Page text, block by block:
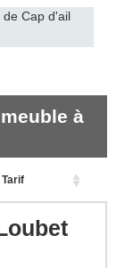
Cap d'ail
à
Tarif